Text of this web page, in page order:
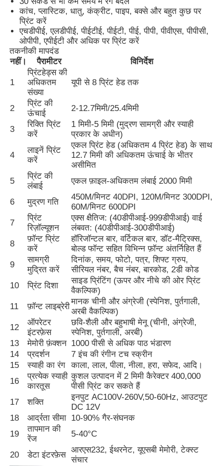
CO2 लेजर मार्किंग मशीन
यूवी लेजर अंकन मशीन
टिज इंकजेट प्रिंटर
औद्योगिक स्याही कारतूस
पेजिंग कन्वेयर मशीन
औद्योगिक यूवी प्रिंटर
निरंतर सीलिंग मशीन
कांच, प्लास्टिक, धातु, कंक्रीट, पाइप, बक्से और बहुत कुछ पर
प्रिंट करें
एचडीपीई, एलडीपीई, पीईटीई, पीईटी, पीई, पीपी, पीवीएस, पीपीसी,
ओपीपी, एपीईटी और अधिक पर प्रिंट करें
तकनीकी मापदंड
नहीं।
पैरामीटर विनिर्देश
1
प्रिंटहेड्स की
अधिकतम
संख्या
यूपी से 8 प्रिंट हेड तक
2
प्रिंट की
ऊंचाई
2-12.7मिमी/25.4मिमी
3
रिक्ति प्रिंट
करें
1 मिमी-5 मिमी (मुद्रण सामग्री और स्याही
प्रकार के अधीन)
4
लाइनें प्रिंट
करें
एकल प्रिंट हेड (अधिकतम 4 प्रिंट हेड) के साथ
12.7 मिमी की अधिकतम ऊंचाई के भीतर
असीमित
5
प्रिंट की
लंबाई
एकल फ़ाइल-अधिकतम लंबाई 2000 मिमी
6 मुद्रण गति
450M/मिनट 40DPI, 120M/मिनट 300DPI,
60M/मिनट 600DPI
7
प्रिंट
रिज़ॉल्यूशन
एक्स क्षैतिज: (40डीपीआई-999डीपीआई) वाई
लंबवत: (40डीपीआई-300डीपीआई)
8
फ़ॉन्ट प्रिंट
करें
हॉरिजॉन्टल बार, वर्टिकल बार, डॉट-मैट्रिक्स,
बोल्ड फॉन्ट सहित विभिन्न फ़ॉन्ट अंतर्निहित हैं
9
सामग्री
मुद्रित करें
दिनांक, समय, फोटो, पत्र, शिफ्ट ग्रुप,
सीरियल नंबर, बैच नंबर, बारकोड, 2डी कोड
10
प्रिंट दिशा
साइड प्रिंटिंग (ऊपर और नीचे की ओर प्रिंट
वैकल्पिक)
11
फ़ॉन्ट लाइब्रेरी
मानक चीनी और अंग्रेजी (स्पेनिश, पुर्तगाली,
अरबी वैकल्पिक)
12
ऑपरेटर
इंटरफ़ेस
छवि-शैली और बहुभाषी मेनू (चीनी, अंग्रेजी,
स्पेनिश, पुर्तगाली, अरबी)
13
मेमोरी फ़ंक्शन 1000 पीसी से अधिक पाठ भंडारण
14
प्रदर्शन
7 इंच की रंगीन टच स्क्रीन
15
स्याही का रंग
काला, लाल, पीला, नीला, हरा, सफेद, आदि।
16
प्रत्येक स्याही
कारतूस
कुशल उत्पादन में 2 मिमी कैरेक्टर 400,000
पीसी प्रिंट कर सकते हैं
17
शक्ति
इनपुट AC100V-260V,50-60Hz, आउटपुट
DC 12V
18
आर्द्रता सीमा 10-90% गैर-संघनक
19
तापमान की
रेंज
5-40°C
20 डेटा इंटरफ़ेस
आरएस232, ईथरनेट, यूएसबी मेमोरी, टेक्स्ट
संचार